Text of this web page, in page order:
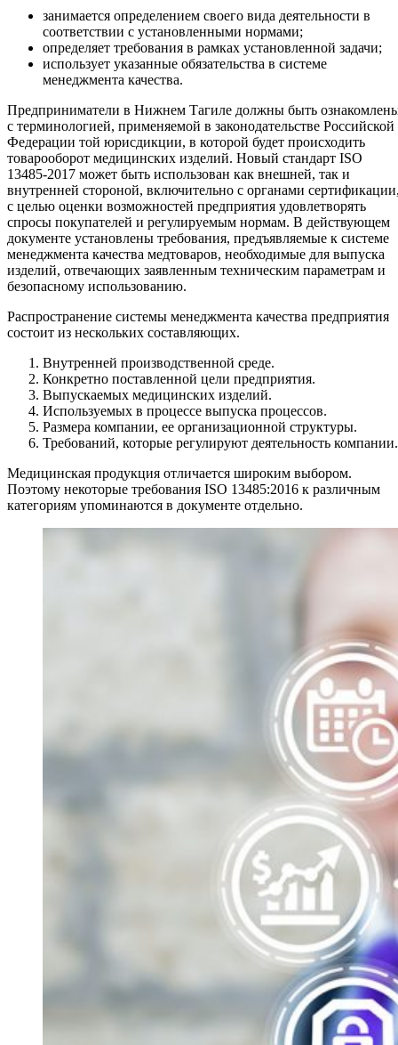
занимается определением своего вида деятельности в
соответствии с установленными нормами;
определяет требования в рамках установленной задачи;
использует указанные обязательства в системе
менеджмента качества.
Предприниматели в Нижнем Тагиле должны быть
с терминологией, применяемой в законодательстве Российской
Федерации той юрисдикции, в которой будет происходить
товарооборот медицинских изделий. Новый стандарт ISO
13485-2017 может быть использован как внешней, так и
внутренней стороной, включительно с органами
с целью оценки возможностей предприятия удовлетворять
спросы покупателей и регулируемым нормам. В действующем
документе установлены требования, предъявляемые к системе
менеджмента качества медтоваров, необходимые для выпуска
изделий, отвечающих заявленным техническим параметрам и
безопасному использованию.
Распространение системы менеджмента качества предприятия
состоит из нескольких составляющих.
Внутренней производственной среде.
Конкретно поставленной цели предприятия.
Выпускаемых медицинских изделий.
Используемых в процессе выпуска процессов.
Размера компании, ее организационной структуры.
Требований, которые регулируют деятельность компании.
Медицинская продукция отличается широким выбором.
Поэтому некоторые требования ISO 13485:2016 к различным
категориям упоминаются в документе отдельно.